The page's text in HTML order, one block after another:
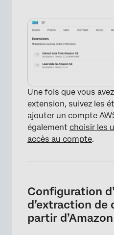
Une fois que vous
extension, suivez les
ajouter un compte
également choisir les
accès au compte.
Configuration
d’extraction de
partir